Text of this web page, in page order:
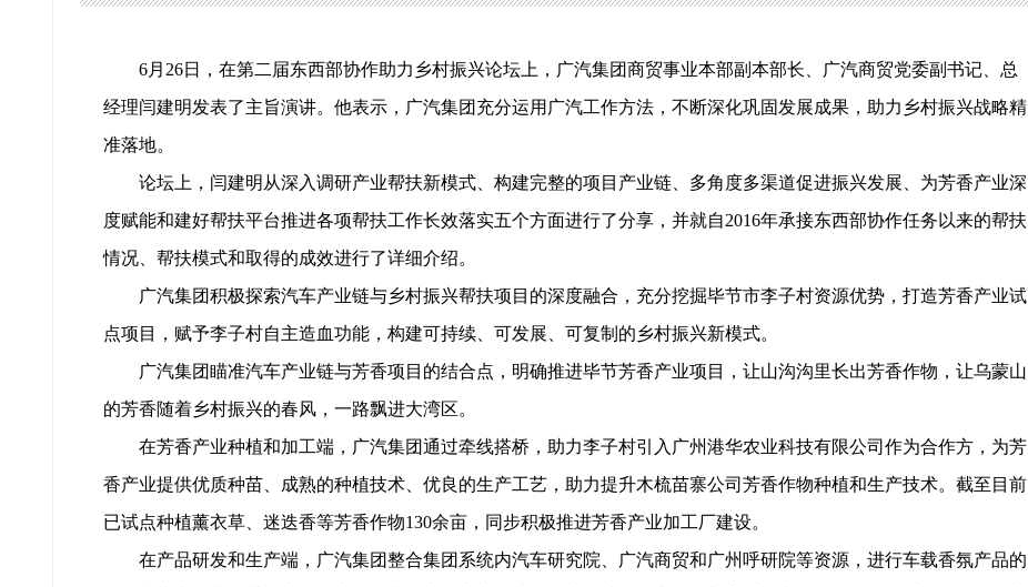
6月26日，在第二届东西部协作助力乡村振兴论坛上，广汽集团商贸事业本部副本部长、广汽商贸党委副书记、总
经理闫建明发表了主旨演讲。他表示，广汽集团充分运用广汽工作方法，不断深化巩固发展成果，助力乡村振兴战略精
准落地。
论坛上，闫建明从深入调研产业帮扶新模式、构建完整的项目产业链、多角度多渠道促进振兴发展、为芳香产业深
度赋能和建好帮扶平台推进各项帮扶工作长效落实五个方面进行了分享，并就自2016年承接东西部协作任务以来的帮扶
情况、帮扶模式和取得的成效进行了详细介绍。
广汽集团积极探索汽车产业链与乡村振兴帮扶项目的深度融合，充分挖掘毕节市李子村资源优势，打造芳香产业试
点项目，赋予李子村自主造血功能，构建可持续、可发展、可复制的乡村振兴新模式。
广汽集团瞄准汽车产业链与芳香项目的结合点，明确推进毕节芳香产业项目，让山沟沟里长出芳香作物，让乌蒙山
的芳香随着乡村振兴的春风，一路飘进大湾区。
在芳香产业种植和加工端，广汽集团通过牵线搭桥，助力李子村引入广州港华农业科技有限公司作为合作方，为芳
香产业提供优质种苗、成熟的种植技术、优良的生产工艺，助力提升木梳苗寨公司芳香作物种植和生产技术。截至目前
已试点种植薰衣草、迷迭香等芳香作物130余亩，同步积极推进芳香产业加工厂建设。
在产品研发和生产端，广汽集团整合集团系统内汽车研究院、广汽商贸和广州呼研院等资源，进行车载香氛产品的